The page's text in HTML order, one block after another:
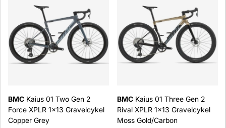
BMC Kaius 01 Two Gen 2
Force XPLR 1x13 Gravelcykel
Copper Grey
BMC Kaius 01 Three Gen 2
Rival XPLR 1x13 Gravelcykel
Moss Gold/Carbon